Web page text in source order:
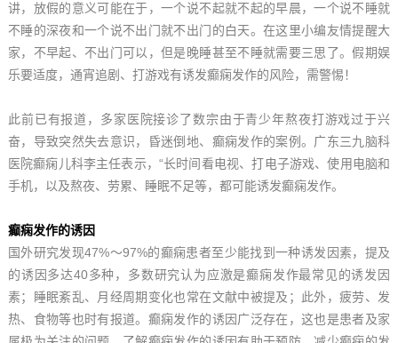
讲，放假的意义可能在于，一个说不起就不起的早晨，一个说不睡就
不睡的深夜和一个说不出门就不出门的白天。在这里小编友情提醒大
家，不早起、不出门可以，但是晚睡甚至不睡就需要三思了。假期娱
乐要适度，通宵追剧、打游戏有诱发癫痫发作的风险，需警惕！
此前已有报道，多家医院接诊了数宗由于青少年熬夜打游戏过于兴
奋，导致突然失去意识，昏迷倒地、癫痫发作的案例。广东三九脑科
医院癫痫儿科李主任表示，“长时间看电视、打电子游戏、使用电脑和
手机，以及熬夜、劳累、睡眠不足等，都可能诱发癫痫发作。
癫痫发作的诱因
国外研究发现47%～97%的癫痫患者至少能找到一种诱发因素，提及
的诱因多达40多种，多数研究认为应激是癫痫发作最常见的诱发因
素；睡眠紊乱、月经周期变化也常在文献中被提及；此外，疲劳、发
热、食物等也时有报道。癫痫发作的诱因广泛存在，这也是患者及家